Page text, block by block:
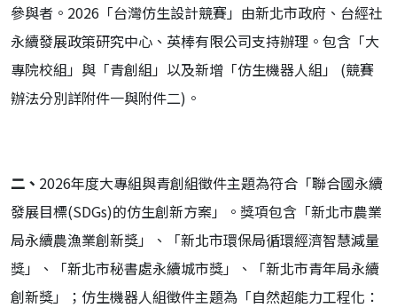
參與者。2026「台灣仿生設計競賽」由新北市政府、台經社
永續發展政策研究中心、英棒有限公司支持辦理。包含「大
專院校組」與「青創組」以及新增「仿生機器人組」 (競賽
辦法分別詳附件一與附件二)。
二、 2026年度大專組與青創組徵件主題為符合「聯合國永續
發展目標(SDGs)的仿生創新方案」。獎項包含「新北市農業
局永續農漁業創新獎」、「新北市環保局循環經濟智慧減量
獎」、「新北市秘書處永續城市獎」、「新北市青年局永續
創新獎」；仿生機器人組徵件主題為「自然超能力工程化：